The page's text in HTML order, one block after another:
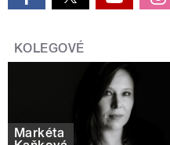
KOLEGOVÉ
Markéta